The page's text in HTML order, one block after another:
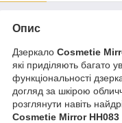
Опис
Дзеркало Cosmetie
які приділяють багато
функціональності
догляд за шкірою
розглянути навіть
Cosmetie Mirror HH083